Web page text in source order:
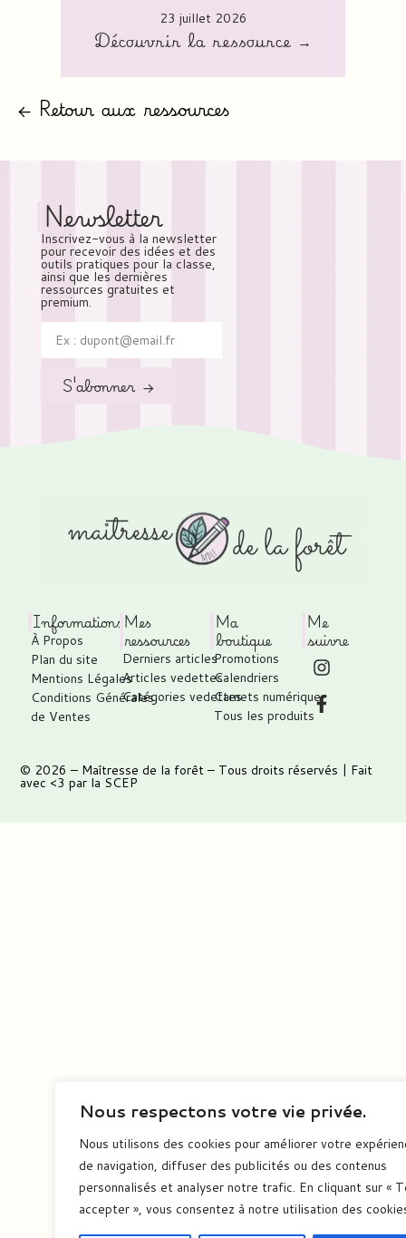
Nous respectons votre vie privée.
Nous utilisons des cookies pour améliorer votre
de navigation, diffuser des publicités ou des contenus
personnalisés et analyser notre trafic. En cliquant sur «
accepter », vous consentez à notre utilisation des
23 juillet 2026
Découvrir la ressource →
← Retour aux ressources
Newsletter
Inscrivez-vous à la newsletter
pour recevoir des idées et des
outils pratiques pour la classe,
ainsi que les dernières
ressources gratuites et
premium.
S'abonner →
Informations
À Propos
Plan du site
Mentions Légales
Conditions Générales
de Ventes
Mes
ressources
Derniers articles
Articles vedettes
Catégories vedettes
Ma
boutique
Promotions
Calendriers
Carnets numérique
Tous les produits
Me
suivre
© 2026 – Maîtresse de la forêt – Tous droits réservés | Fait
avec <3 par la SCEP